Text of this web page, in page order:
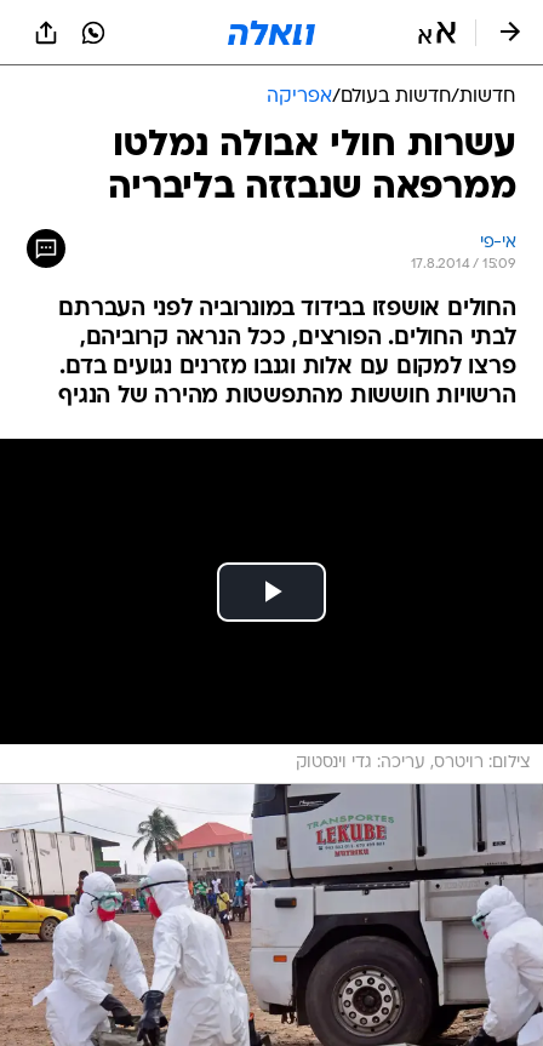
חדשות/חדשות בעולם/אפריקה
עשרות חולי אבולה נמלטו
ממרפאה שנבזזה בליבריה
אי-פי
17.8.2014 / 15:09
החולים אושפזו בבידוד במונרוביה לפני העברתם
לבתי החולים. הפורצים, ככל הנראה קרוביהם,
פרצו למקום עם אלות וגנבו מזרנים נגועים בדם.
הרשויות חוששות מהתפשטות מהירה של הנגיף
צילום: רויטרס, עריכה: גדי וינסטוק